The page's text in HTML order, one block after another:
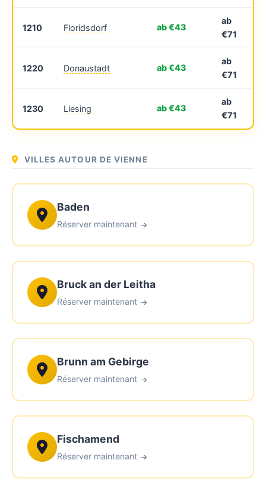
1210 Floridsdorf ab €43
ab
€71
1220 Donaustadt ab €43
ab
€71
1230 Liesing ab €43
ab
€71
VILLES AUTOUR DE VIENNE
Baden
Réserver maintenant
Bruck an der Leitha
Réserver maintenant
Brunn am Gebirge
Réserver maintenant
Fischamend
Réserver maintenant